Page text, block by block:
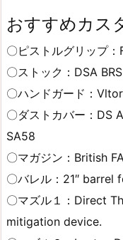
おすすめカス
〇ピストルグリップ
〇ストック：DSA
〇ハンドガード：
〇ダストカバー：
SA58
〇マガジン：British
〇バレル：21″ barrel
〇マズル１：Direct
mitigation device.